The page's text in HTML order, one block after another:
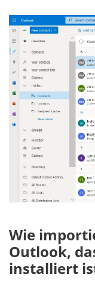
Wie
Outlook,
installiert